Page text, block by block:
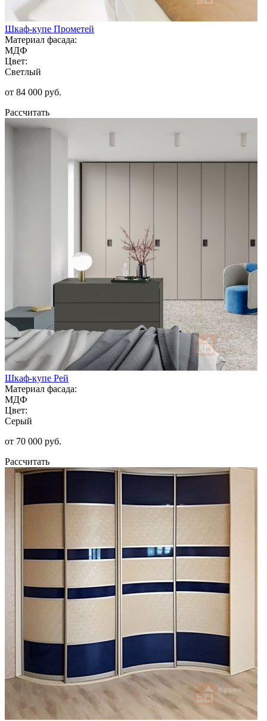
Шкаф-купе Прометей
Материал фасада:
МДФ
Цвет:
Светлый
от 84 000 руб.
Рассчитать
Шкаф-купе Рей
Материал фасада:
МДФ
Цвет:
Серый
от 70 000 руб.
Рассчитать